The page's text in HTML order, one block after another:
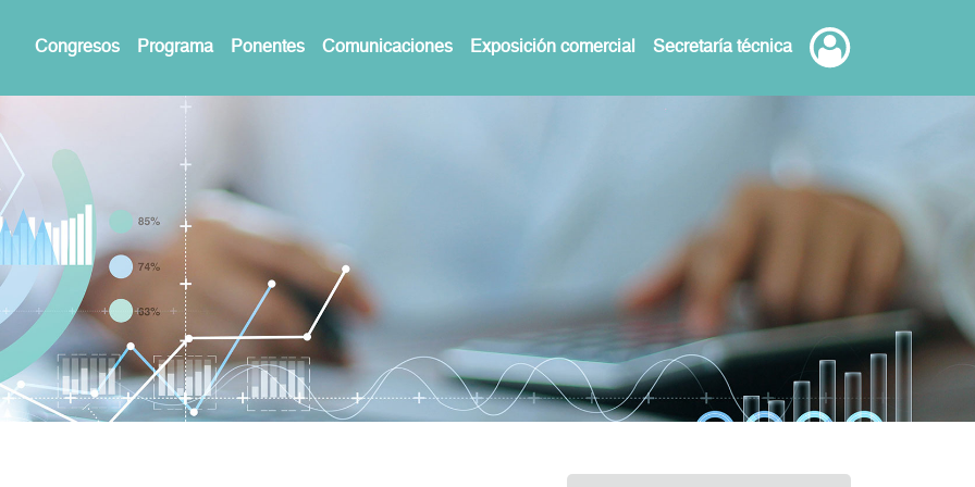
Congresos Programa Ponentes Comunicaciones Exposición comercial Secretaría técnica